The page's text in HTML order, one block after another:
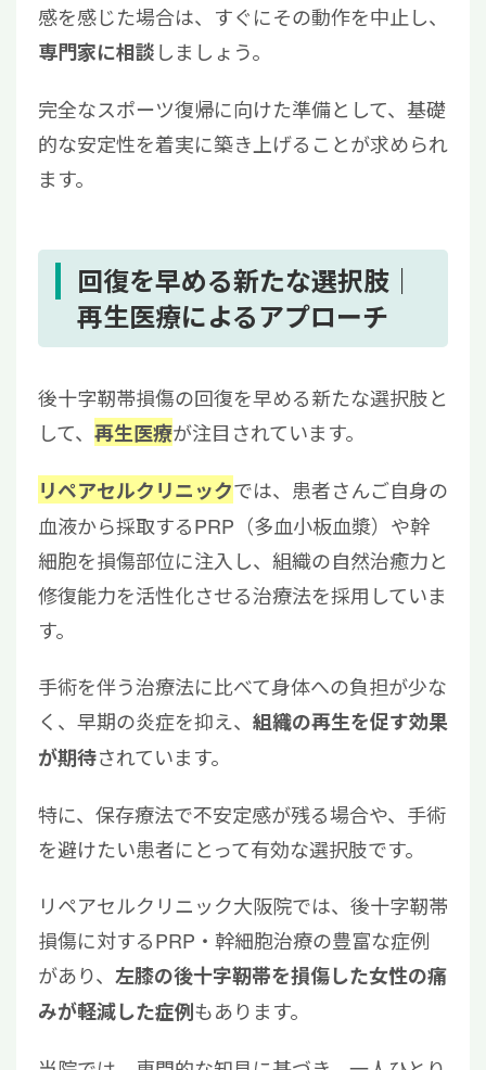
感を感じた場合は、すぐにその動作を中止し、
専門家に相談しましょう。
完全なスポーツ復帰に向けた準備として、基礎
的な安定性を着実に築き上げることが求められ
ます。
回復を早める新たな選択肢｜
再生医療によるアプローチ
後十字靭帯損傷の回復を早める新たな選択肢と
して、 再生医療が注目されています。
リペアセルクリニックでは、患者さんご自身の
血液から採取するPRP（多血小板血漿）や幹
細胞を損傷部位に注入し、組織の自然治癒力と
修復能力を活性化させる治療法を採用していま
す。
手術を伴う治療法に比べて身体への負担が少な
く、早期の炎症を抑え、 組織の再生を促す効果
が期待されています。
特に、保存療法で不安定感が残る場合や、手術
を避けたい患者にとって有効な選択肢です。
リペアセルクリニック大阪院では、後十字靭帯
損傷に対するPRP・幹細胞治療の豊富な症例
があり、 左膝の後十字靭帯を損傷した女性の痛
みが軽減した症例もあります。